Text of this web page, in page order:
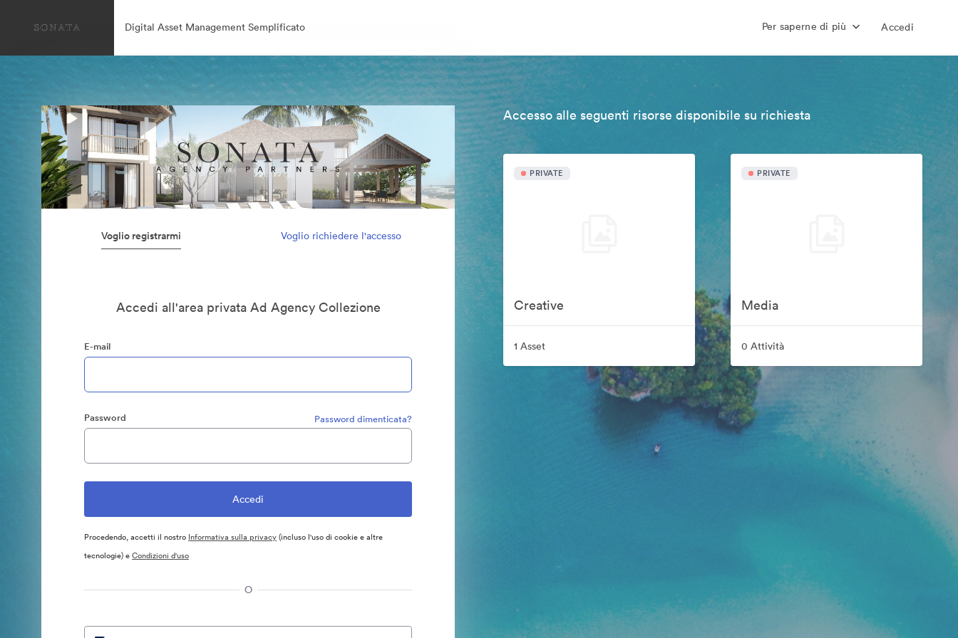
Digital Asset Management Semplificato Per saperne di più Accedi
Voglio registrarmi Voglio richiedere l'accesso
Accedi all'area privata Ad Agency Collezione
E-mail
Password Password dimenticata?
Procedendo, accetti il nostro Informativa sulla privacy(incluso l'uso di cookie e altre
tecnologie) eCondizioni d'uso
O
Accesso alle seguenti risorse disponibile su richiesta
PRIVATE
Creative
1 Asset
PRIVATE
Media
0 Attività